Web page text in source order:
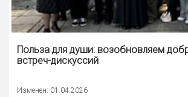
Польза для души: возобновляем
встреч-дискуссий
Изменен: 01.04.2026